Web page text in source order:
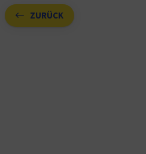
ZURÜCK